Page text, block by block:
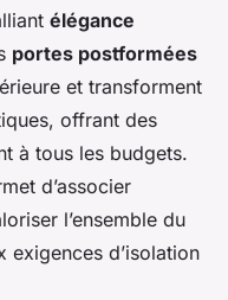
élégance
portes postformées
et transforment
offrant des
à tous les budgets.
d’associer
l’ensemble du
exigences d’isolation